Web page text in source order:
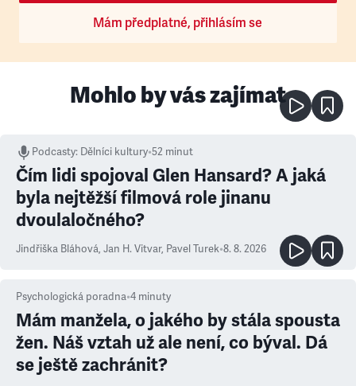
Mám předplatné, přihlásím se
Mohlo by vás zajímat
Podcasty: Dělníci kultury•52 minut
Čím lidi spojoval Glen Hansard? A jaká
byla nejtěžší filmová role jinanu
dvoulaločného?
Jindřiška Bláhová, Jan H. Vitvar, Pavel Turek•8. 8. 2026
Psychologická poradna•4 minuty
Mám manžela, o jakého by stála spousta
žen. Náš vztah už ale není, co býval. Dá
se ještě zachránit?